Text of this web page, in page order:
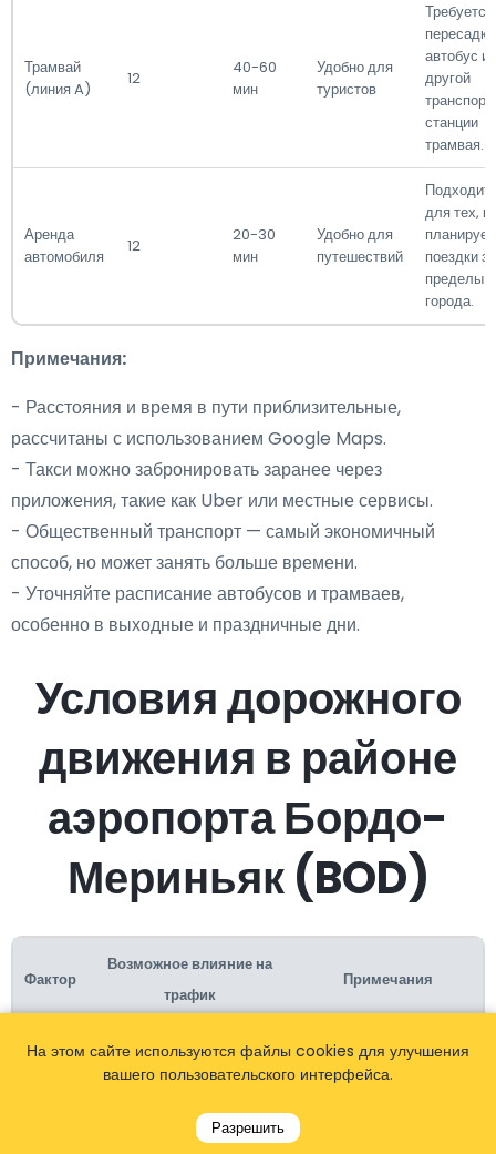
Трамвай
(линия A)
12
40-60
мин
Удобно для
туристов
Требуется
автобус
другой
станции
трамвая.
Аренда
автомобиля
12
20-30
мин
Удобно для
путешествий
Подходит
для тех,
планирует
поездки за
пределы
города.
Примечания:
- Расстояния и время в пути приблизительные,
рассчитаны с использованием Google Maps.
- Такси можно забронировать заранее через
приложения, такие как Uber или местные сервисы.
- Общественный транспорт — самый экономичный
способ, но может занять больше времени.
- Уточняйте расписание автобусов и трамваев,
особенно в выходные и праздничные дни.
Условия дорожного
движения в районе
аэропорта Бордо-
Мериньяк (BOD)
Фактор
Возможное влияние на
трафик
Примечания
Час пик (7-9 утра и 5-7
вечера по будням):
подъездных дорогах,
особенно в туристический
На этом сайте используются файлы cookies для улучшения
вашего пользовательского интерфейса.
Разрешить